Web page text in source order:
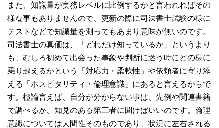
また、知識量が実務レベルに比例するかと言われればその
様な事もありませんので、更新の際に司法書士試験の様に
テストなどで知識量を測ってもあまり意味が無いのです。
司法書士の真価は、「どれだけ知っているか」というより
も、むしろ初めて出会った事象や判断に迷う時にどの様に
乗り越えるかという「対応力・柔軟性」や依頼者に寄り添
える「ホスピタリティ・倫理意識」にあると言えるからで
す。極論言えば、自分が分からない事は、先例や関連書籍
で調べるか、知見のある第三者に聞けばいいのです。倫理
意識については人間性そのものであり、状況に左右される